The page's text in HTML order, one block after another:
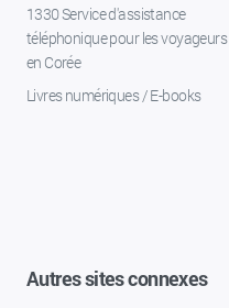
1330 Service d'assistance
téléphonique pour les voyageurs
en Corée
Livres numériques / E-books
Autres sites connexes